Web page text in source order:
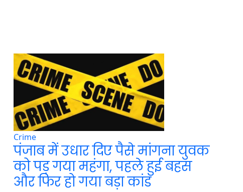
Crime
पंजाब में उधार दिए पैसे मांगना युवक
को पड़ गया महंगा, पहले हुई बहस
और फिर हो गया बड़ा कांड